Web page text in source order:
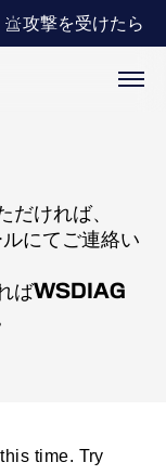
攻撃を受けたら
ければ、
にてご連絡い
ばWSDIAG
time. Try